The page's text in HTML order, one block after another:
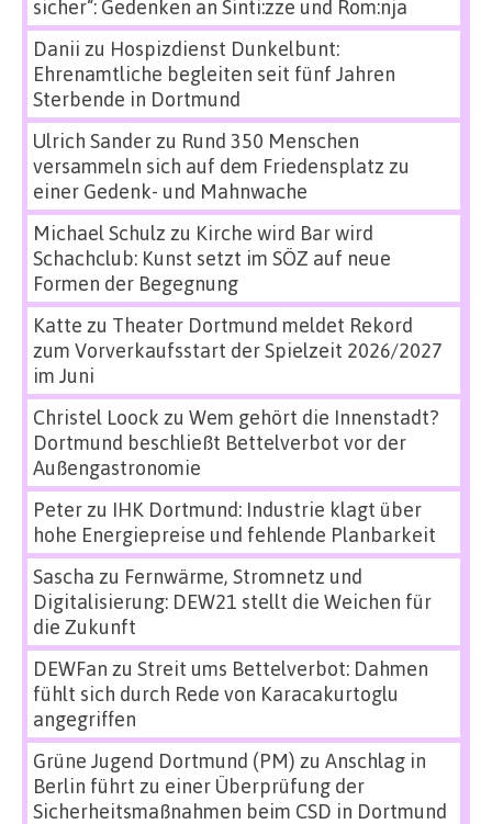
sicher“: Gedenken an Sinti:zze und Rom:nja
Danii zu Hospizdienst Dunkelbunt:
Ehrenamtliche begleiten seit fünf Jahren
Sterbende in Dortmund
Ulrich Sanderzu Rund 350 Menschen
versammeln sich auf dem Friedensplatz zu
einer Gedenk- und Mahnwache
Michael Schulz zu Kirche wird Bar wird
Schachclub: Kunst setzt im SÖZ auf neue
Formen der Begegnung
Katte zu Theater Dortmund meldet Rekord
zum Vorverkaufsstart der Spielzeit 2026/2027
im Juni
Christel Loock zu Wem gehört die Innenstadt?
Dortmund beschließt Bettelverbot vor der
Außengastronomie
Peterzu IHK Dortmund: Industrie klagt über
hohe Energiepreise und fehlende Planbarkeit
Sascha zu Fernwärme, Stromnetz und
Digitalisierung: DEW21 stellt die Weichen für
die Zukunft
DEWFan zu Streit ums Bettelverbot: Dahmen
fühlt sich durch Rede von Karacakurtoglu
angegriffen
Grüne Jugend Dortmund (PM) zu Anschlag in
Berlin führt zu einer Überprüfung der
Sicherheitsmaßnahmen beim CSD in Dortmund